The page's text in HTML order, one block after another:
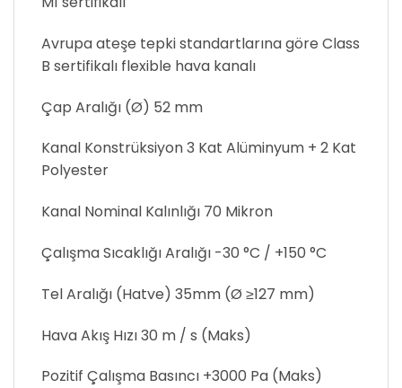
Avrupa ateşe tepki standartlarına göre Class
B sertifikalı flexible hava kanalı
Çap Aralığı (Ø) 52 mm
Kanal Konstrüksiyon 3 Kat Alüminyum + 2 Kat
Polyester
Kanal Nominal Kalınlığı 70 Mikron
Çalışma Sıcaklığı Aralığı -30 °C / +150 °C
Tel Aralığı (Hatve) 35mm (Ø ≥127 mm)
Hava Akış Hızı 30 m / s (Maks)
Pozitif Çalışma Basıncı +3000 Pa (Maks)